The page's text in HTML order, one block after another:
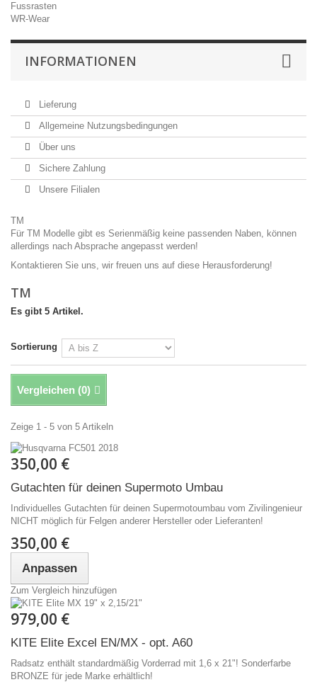
Fussrasten
WR-Wear
INFORMATIONEN
Lieferung
Allgemeine Nutzungsbedingungen
Über uns
Sichere Zahlung
Unsere Filialen
TM
Für TM Modelle gibt es Serienmäßig keine passenden Naben, können
allerdings nach Absprache angepasst werden!
Kontaktieren Sie uns, wir freuen uns auf diese Herausforderung!
TM
Es gibt 5 Artikel.
Sortierung
Vergleichen (0)
Zeige 1 - 5 von 5 Artikeln
350,00 €
Gutachten für deinen Supermoto Umbau
Individuelles Gutachten für deinen Supermotoumbau vom Zivilingenieur
NICHT möglich für Felgen anderer Hersteller oder Lieferanten!
350,00 €
Anpassen
Zum Vergleich hinzufügen
979,00 €
KITE Elite Excel EN/MX - opt. A60
Radsatz enthält standardmäßig Vorderrad mit 1,6 x 21"! Sonderfarbe
BRONZE für jede Marke erhältlich!